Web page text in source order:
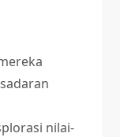
nilai-